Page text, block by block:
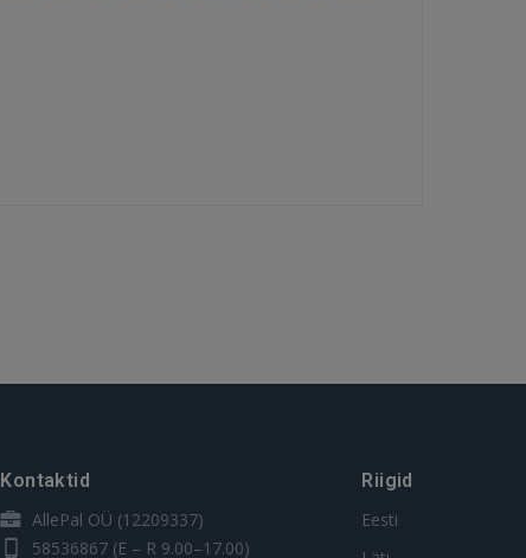
Kontaktid
AllePal OÜ (12209337)
58536867 (E – R 9.00–17.00)
Riigid
Eesti